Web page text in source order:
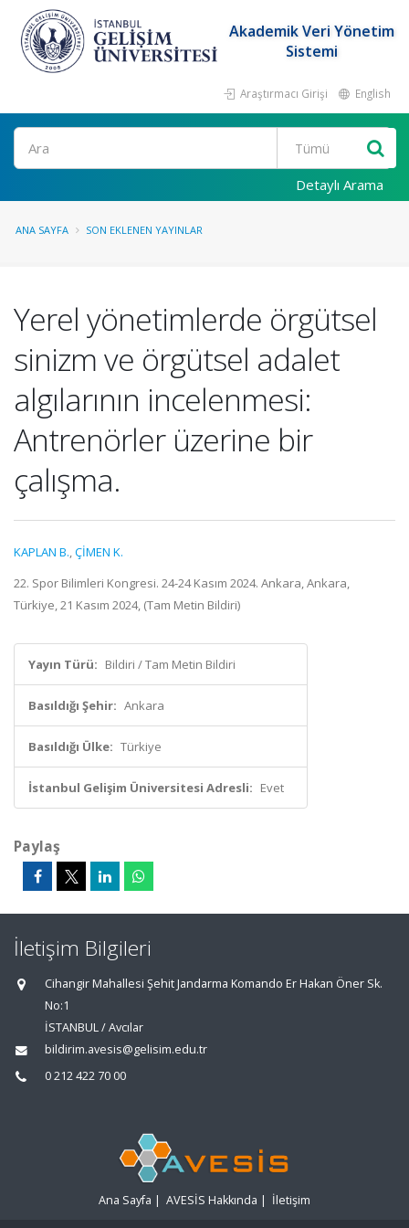
Akademik Veri Yönetim
Sistemi
Araştırmacı Girişi English
Ara
Detaylı Arama
ANA SAYFA SON EKLENEN YAYINLAR
Yerel yönetimlerde örgütsel
sinizm ve örgütsel adalet
algılarının incelenmesi:
Antrenörler üzerine bir
çalışma.
KAPLAN B.,ÇİMEN K.
22. Spor Bilimleri Kongresi. 24-24 Kasım 2024. Ankara, Ankara,
Türkiye, 21 Kasım 2024, (Tam Metin Bildiri)
Yayın Türü: Bildiri / Tam Metin Bildiri
Basıldığı Şehir: Ankara
Basıldığı Ülke: Türkiye
İstanbul Gelişim Üniversitesi Adresli: Evet
Paylaş
İletişim Bilgileri
Cihangir Mahallesi Şehit Jandarma Komando Er Hakan Öner Sk.
No:1
İSTANBUL / Avcılar
bildirim.avesis@gelisim.edu.tr
0 212 422 70 00
Ana Sayfa | AVESİS Hakkında | İletişim